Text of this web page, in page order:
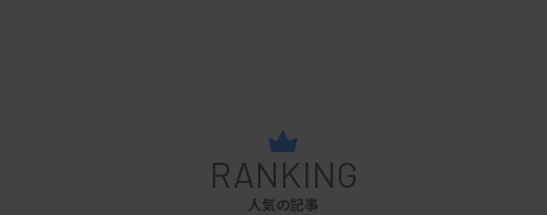
RANKING
人気の記事